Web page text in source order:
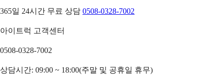
365일 24시간 무료 상담 0508-0328-7002
아이트럭 고객센터
0508-0328-7002
상담시간: 09:00 ~ 18:00(주말 및 공휴일 휴무)